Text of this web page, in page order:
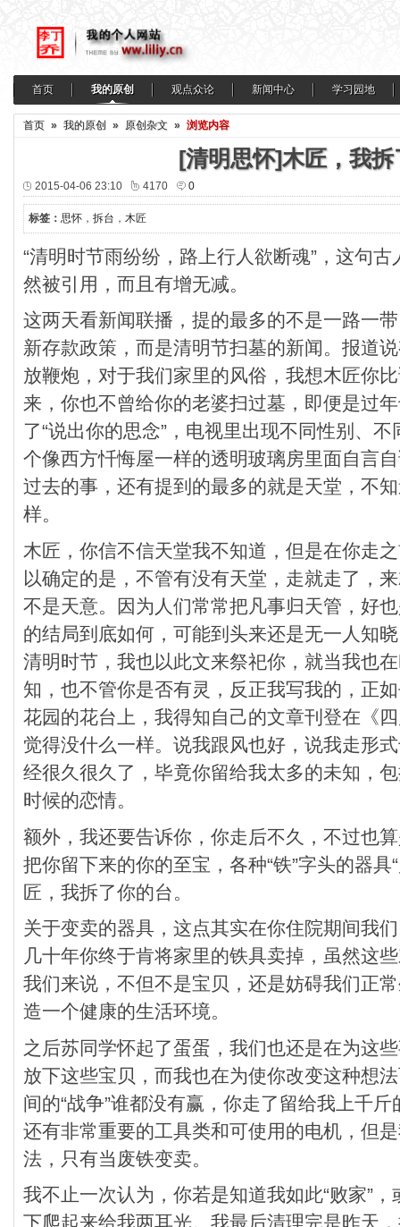
首页 我的原创 观点众论 新闻中心 学习园地
首页 » 我的原创 » 原创杂文 » 浏览内容
[清明思怀]木匠，我
2015-04-06 23:10 4170 0
标签： 思怀 ， 拆台 ， 木匠
“清明时节雨纷纷，路上行人欲断魂”，这句
然被引用，而且有增无减。
这两天看新闻联播，提的最多的不是一路一
新存款政策，而是清明节扫墓的新闻。报道
放鞭炮，对于我们家里的风俗，我想木匠你
来，你也不曾给你的老婆扫过墓，即便是过
了“说出你的思念”，电视里出现不同性别、
个像西方忏悔屋一样的透明玻璃房里面自言
过去的事，还有提到的最多的就是天堂，不
样。
木匠，你信不信天堂我不知道，但是在你走
以确定的是，不管有没有天堂，走就走了，
不是天意。因为人们常常把凡事归天管，好
的结局到底如何，可能到头来还是无一人知
清明时节，我也以此文来祭祀你，就当我也
知，也不管你是否有灵，反正我写我的，正
花园的花台上，我得知自己的文章刊登在《
觉得没什么一样。说我跟风也好，说我走形
经很久很久了，毕竟你留给我太多的未知，
时候的恋情。
额外，我还要告诉你，你走后不久，不过也
把你留下来的你的至宝，各种“铁”字头的器具
匠，我拆了你的台。
关于变卖的器具，这点其实在你住院期间我
几十年你终于肯将家里的铁具卖掉，虽然这
我们来说，不但不是宝贝，还是妨碍我们正
造一个健康的生活环境。
之后苏同学怀起了蛋蛋，我们也还是在为这
放下这些宝贝，而我也在为使你改变这种想
间的“战争”谁都没有赢，你走了留给我上千斤
还有非常重要的工具类和可使用的电机，但
法，只有当废铁变卖。
我不止一次认为，你若是知道我如此“败家”
下爬起来给我两耳光。我最后清理完是昨天